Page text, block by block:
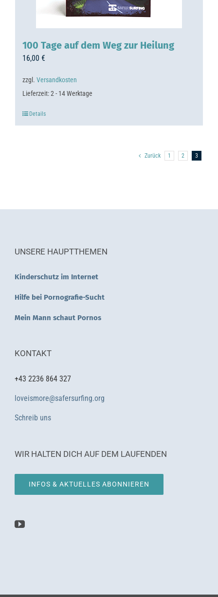
100 Tage auf dem Weg zur Heilung
16,00 €
zzgl. Versandkosten
Lieferzeit:2 - 14 Werktage
Details
Zurück 1 2 3
UNSERE HAUPTTHEMEN
Kinderschutz im Internet
Hilfe bei Pornografie-Sucht
Mein Mann schaut Pornos
KONTAKT
+43 2236 864 327
loveismore@safersurfing.org
Schreib uns
WIR HALTEN DICH AUF DEM LAUFENDEN
INFOS & AKTUELLES ABONNIEREN